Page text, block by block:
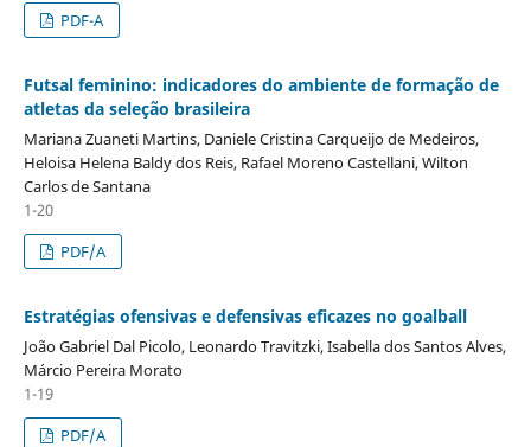
PDF-A
Futsal feminino: indicadores do ambiente de formação de
atletas da seleção brasileira
Mariana Zuaneti Martins, Daniele Cristina Carqueijo de Medeiros,
Heloisa Helena Baldy dos Reis, Rafael Moreno Castellani, Wilton
Carlos de Santana
1-20
PDF/A
Estratégias ofensivas e defensivas eficazes no goalball
João Gabriel Dal Picolo, Leonardo Travitzki, Isabella dos Santos Alves,
Márcio Pereira Morato
1-19
PDF/A